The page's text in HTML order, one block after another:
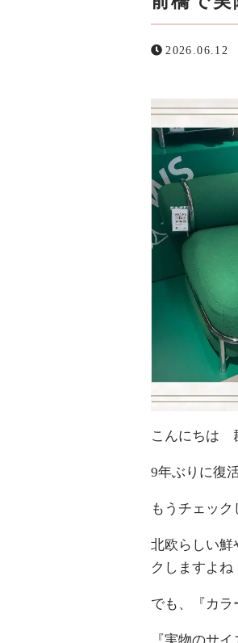
お問い合わせ(プライバシーポリシー)
2026.06.12
こんにちは
9年ぶりに復
もうチェック
北欧らしい鮮
クしますよね
でも、『カラ